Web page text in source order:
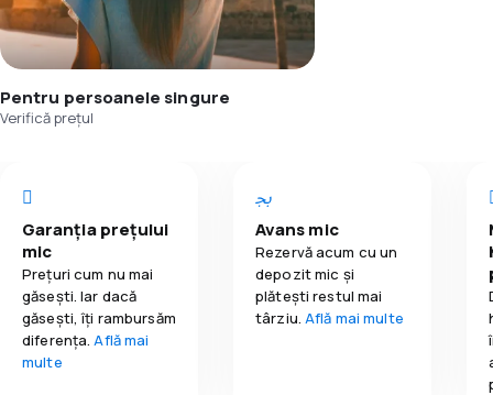
Pentru persoanele singure
Verifică prețul
Garanția prețului
mic
Prețuri cum nu mai
găsești. Iar dacă
găseşti, îți rambursăm
diferența.Află mai
multe
Avans mic
Rezervă acum cu un
depozit mic și
plătești restul mai
târziu.Află mai multe